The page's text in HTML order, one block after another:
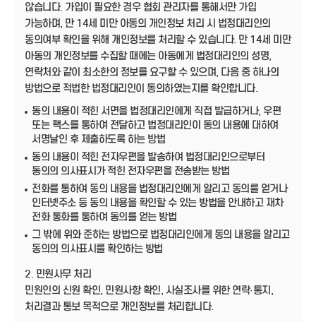
않습니다. 가입이 필요한 경우 협회 관리자를 통해서만 가입
가능하며, 만 14세 미만 아동의 개인정보 처리 시 법정대리인의
동의여부 확인을 위해 개인정보를 처리할 수 있습니다. 만 14세 미만
아동의 개인정보를 수집할 때에는 아동에게 법정대리인의 성명,
연락처와 같이 최소한의 정보를 요구할 수 있으며, 다음 중 하나의
방법으로 적법한 법정대리인이 동의하였는지를 확인합니다.
동의 내용이 적힌 서면을 법정대리인에게 직접 발급하거나, 우편
또는 팩스를 통하여 전달하고 법정대리인이 동의 내용에 대하여
서명날인 후 제출하도록 하는 방법
동의 내용이 적힌 전자우편을 발송하여 법정대리인으로부터
동의의 의사표시가 적힌 전자우편을 전송받는 방법
전화를 통하여 동의 내용을 법정대리인에게 알리고 동의를 얻거나
인터넷주소 등 동의 내용을 확인할 수 있는 방법을 안내하고 재차
전화 통화를 통하여 동의를 얻는 방법
그 밖에 위와 준하는 방법으로 법정대리인에게 동의 내용을 알리고
동의의 의사표시를 확인하는 방법
2. 민원사무 처리
민원인의 신원 확인, 민원사항 확인, 사실조사를 위한 연락·통지,
처리결과 통보 목적으로 개인정보를 처리합니다.